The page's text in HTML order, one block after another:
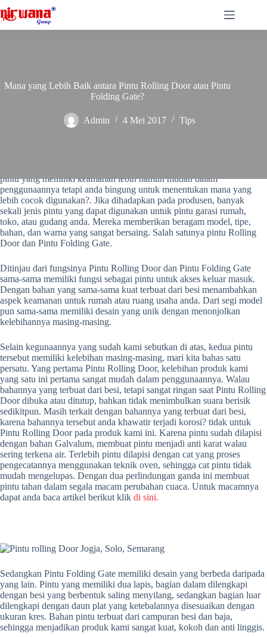
to
Mana yang Lebih Baik antara Pintu Rolling Door atau Pintu
Folding Gate?
Admin 4 Mei 2017 Tips
pintu yang memiliki keamanan lebih namun mudah dalam
penggunaannya tetapi anda bingung untuk menentukan mana yang
lebih cocok digunakan?. Jika dihadapkan pada produsen, banyak
sekali jenis pintu yang dapat digunakan untuk pintu garasi rumah,
toko, atau gudang anda. Mereka memberikan beragam model, tipe,
bahan, dan warna yang sangat bersaing. Salah satunya pintu Rolling
Door dan Pintu Folding Gate.
Ditinjau dari fungsinya Pintu Rolling Door dan Pintu Folding Gate
sama-sama memiliki fungsi sebagai pintu untuk akses keluar masuk.
Dengan bahan yang sama-sama kuat terbuat dari besi menambahkan
aspek keamanan untuk rumah atau ruang usaha anda. Dari segi model
pun sama-sama memiliki desain yang unik dengan menonjolkan
kelebihannya masing-masing.
Selain kegunaannya yang sudah kami sebutkan di atas, kedua pintu
tersebut memiliki kelebihan masing-masing, mari kita bahas satu
persatu. Yang pertama Pintu Rolling Door, kelebihan produk kami
yang satu ini pertama sangat mudah dalam penggunaannya. Walau
bahannya yang terbuat dari besi, tetapi sangat ringan saat Pintu Rolling
Door dibuka atau ditutup, bahkan tidak menimbulkan suara berisik
sedikitpun. Masih terkait dengan bahannya yang terbuat dari besi,
karena bahannya tersebut anda khawatir terjadi korosi? tidak untuk
Pintu Rolling Door pada produk kami ini. Karena pintu sudah dilapisi
dengan bahan Galvalum, membuat pintu menjadi anti karat walau
sering terkena air. Terlebih pintu dilapisi dengan cat yang proses
pengecatannya menggunakan teknik oven, sehingga cat pintu tidak
mudah mengelupas. Dengan dua perlindungan ganda ini membuat
pintu tahan dalam segala macam perubahan cuaca. Untuk macamnya
dapat anda baca artikel berikut klik di sini.
Sedangkan Pintu Folding Gate memiliki desain yang berbeda daripada
yang lain. Pintu yang memiliki dua lapis, bagian dalam dilengkapi
dengan besi yang berbentuk saling menyilang, sedangkan bagian luar
dilengkapi dengan daun plat yang ketebalannya disesuaikan dengan
ukuran kres. Bahan pintu terbuat dari campuran besi dan baja,
sehingga menjadikan produk kami sangat kuat, kokoh dan anti linggis.